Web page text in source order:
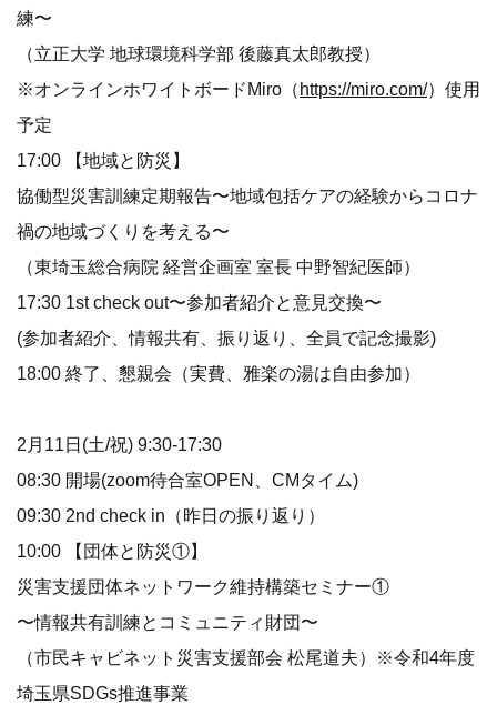
練〜
（立正大学 地球環境科学部 後藤真太郎教授）
※オンラインホワイトボードMiro（ https://miro.com/）使用
予定
17:00 【地域と防災】
協働型災害訓練定期報告〜地域包括ケアの経験からコロナ
禍の地域づくりを考える〜
（東埼玉総合病院 経営企画室 室長 中野智紀医師）
17:30 1st check out〜参加者紹介と意見交換〜
(参加者紹介、情報共有、振り返り、全員で記念撮影)
18:00 終了、懇親会（実費、雅楽の湯は自由参加）
2月11日(土/祝) 9:30-17:30
08:30 開場(zoom待合室OPEN、CMタイム)
09:30 2nd check in（昨日の振り返り）
10:00 【団体と防災①】
災害支援団体ネットワーク維持構築セミナー①
〜情報共有訓練とコミュニティ財団〜
（市民キャビネット災害支援部会 松尾道夫）※令和4年度
埼玉県SDGs推進事業